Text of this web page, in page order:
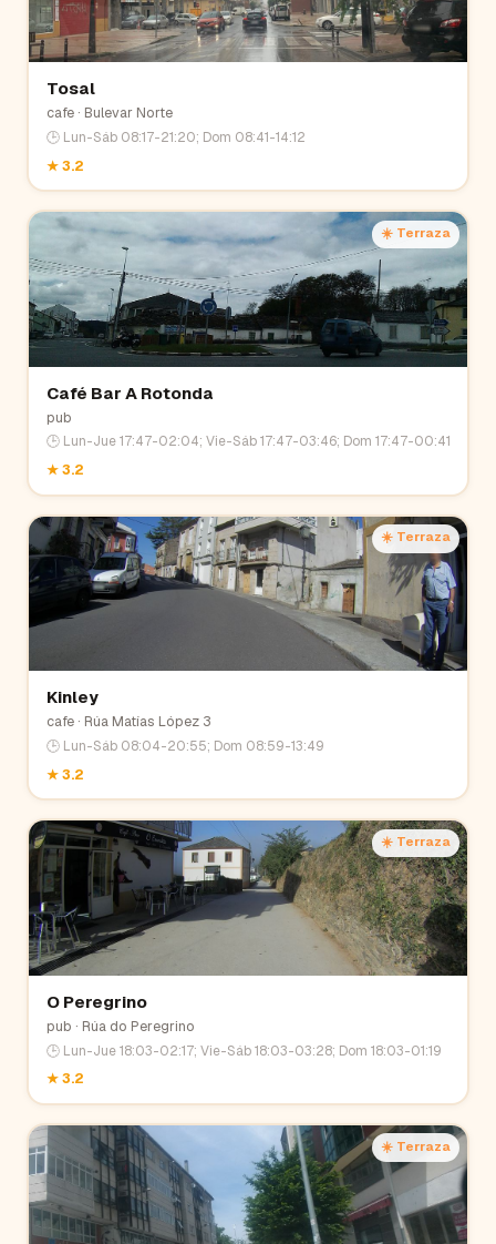
Tosal
cafe· Bulevar Norte
🕒 Lun-Sáb 08:17-21:20; Dom 08:41-14:12
★3.2
☀️ Terraza
Café Bar A Rotonda
pub
🕒 Lun-Jue 17:47-02:04; Vie-Sáb 17:47-03:46; Dom 17:47-00:41
★3.2
☀️ Terraza
Kinley
cafe· Rúa Matías López 3
🕒 Lun-Sáb 08:04-20:55; Dom 08:59-13:49
★3.2
☀️ Terraza
O Peregrino
pub · Rúa do Peregrino
🕒 Lun-Jue 18:03-02:17; Vie-Sáb 18:03-03:28; Dom 18:03-01:19
★3.2
☀️ Terraza